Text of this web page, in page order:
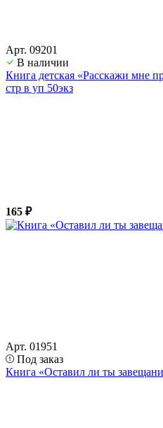
Арт. 09201
В наличии
Книга детская «Расскажи мне
стр в уп 50экз
165 ₽
Арт. 01951
Под заказ
Книга «Оставил ли ты